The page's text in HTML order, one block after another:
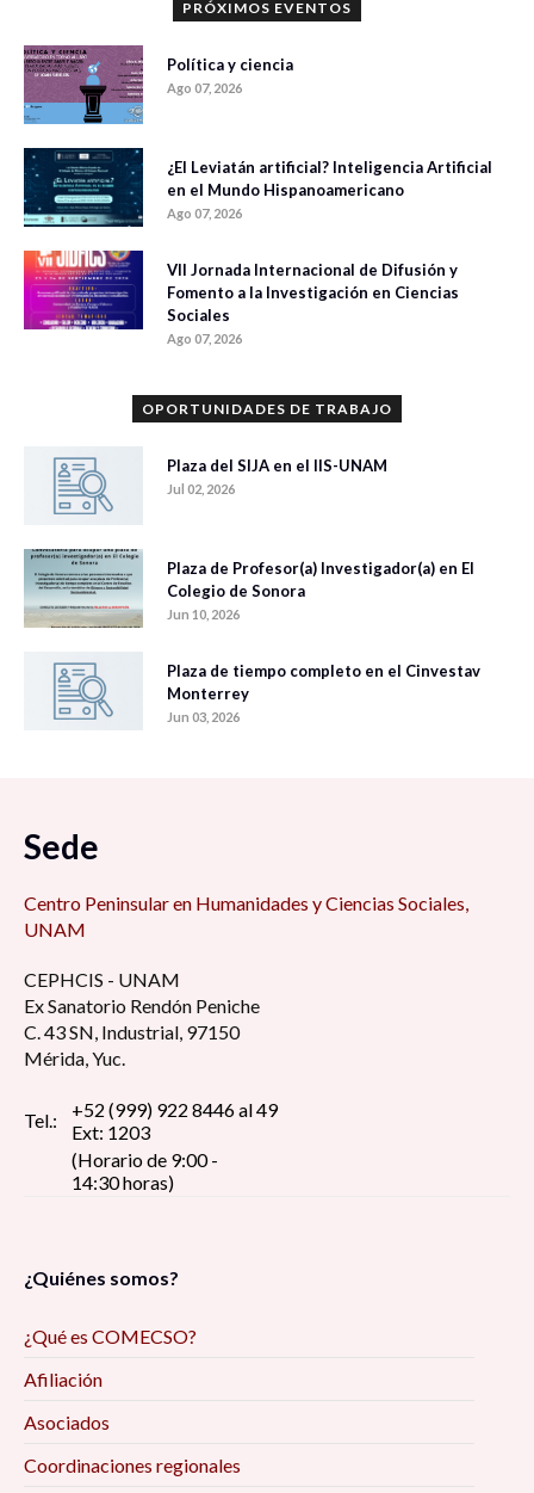
PRÓXIMOS EVENTOS
Política y ciencia
Ago 07, 2026
¿El Leviatán artificial? Inteligencia Artificial
en el Mundo Hispanoamericano
Ago 07, 2026
VII Jornada Internacional de Difusión y
Fomento a la Investigación en Ciencias
Sociales
Ago 07, 2026
OPORTUNIDADES DE TRABAJO
Plaza del SIJA en el IIS-UNAM
Jul 02, 2026
Plaza de Profesor(a) Investigador(a) en El
Colegio de Sonora
Jun 10, 2026
Plaza de tiempo completo en el Cinvestav
Monterrey
Jun 03, 2026
Sede
Centro Peninsular en Humanidades y Ciencias Sociales,
UNAM
CEPHCIS - UNAM
Ex Sanatorio Rendón Peniche
C. 43 SN, Industrial, 97150
Mérida, Yuc.
Tel.:
+52 (999) 922 8446 al 49
Ext: 1203
(Horario de 9:00 -
14:30 horas)
¿Quiénes somos?
¿Qué es COMECSO?
Afiliación
Asociados
Coordinaciones regionales